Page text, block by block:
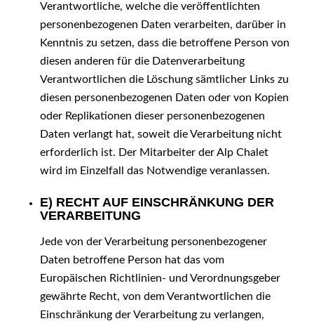
Verantwortliche, welche die veröffentlichten
personenbezogenen Daten verarbeiten, darüber in
Kenntnis zu setzen, dass die betroffene Person von
diesen anderen für die Datenverarbeitung
Verantwortlichen die Löschung sämtlicher Links zu
diesen personenbezogenen Daten oder von Kopien
oder Replikationen dieser personenbezogenen
Daten verlangt hat, soweit die Verarbeitung nicht
erforderlich ist. Der Mitarbeiter der Alp Chalet
wird im Einzelfall das Notwendige veranlassen.
E) RECHT AUF EINSCHRÄNKUNG DER
VERARBEITUNG
Jede von der Verarbeitung personenbezogener
Daten betroffene Person hat das vom
Europäischen Richtlinien- und Verordnungsgeber
gewährte Recht, von dem Verantwortlichen die
Einschränkung der Verarbeitung zu verlangen,